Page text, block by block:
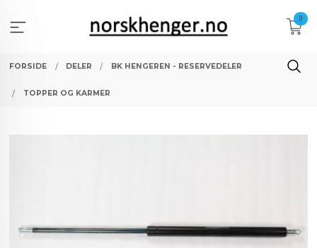
innholdet
0
FORSIDE DELER BK HENGEREN - RESERVEDELER
TOPPER OG KARMER